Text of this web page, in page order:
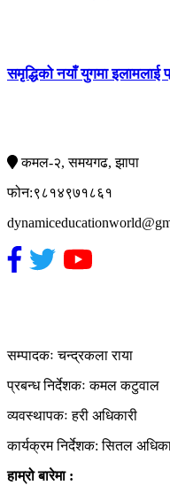
समृद्धिको नयाँ युगमा
कमल-२, समयगढ, झापा
फोन:९८१४९७१८६१
सम्पादकः चन्द्रकला राया
प्रबन्ध निर्देशकः कमल कटुवाल
व्यवस्थापकः हरी अधिकारी
कार्यक्रम निर्देशक: सितल
हाम्रो बारेमा :